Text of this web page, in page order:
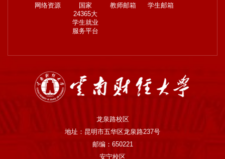
网络资源
国家
24365大
学生就业
服务平台
教师邮箱 学生邮箱
龙泉路校区
地址：昆明市五华区龙泉路237号
邮编：650221
安宁校区